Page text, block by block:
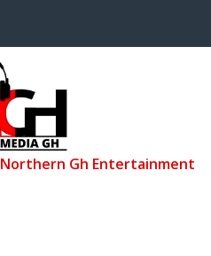
Northern Gh Entertainment